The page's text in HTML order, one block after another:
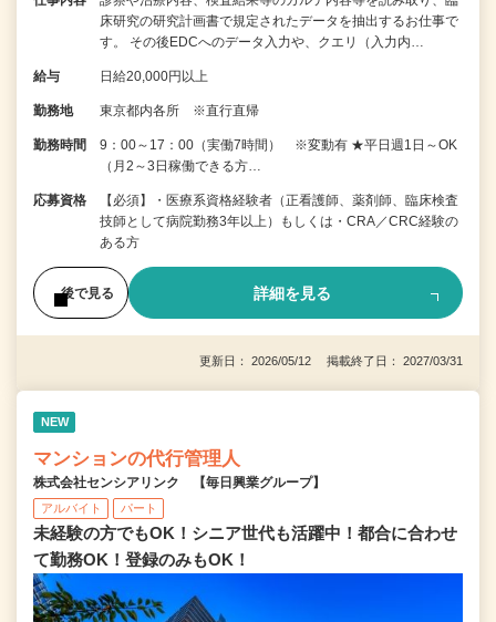
床研究の研究計画書で規定されたデータを抽出するお仕事で
す。 その後EDCへのデータ入力や、クエリ（入力内…
給与 日給20,000円以上
勤務地 東京都内各所 ※直行直帰
勤務時間
9：00～17：00（実働7時間） ※変動有 ★平日週1日～OK
（月2～3日稼働できる方…
応募資格
【必須】・医療系資格経験者（正看護師、薬剤師、臨床検査
技師として病院勤務3年以上）もしくは・CRA／CRC経験の
ある方
後で見る 詳細を見る
更新日： 2026/05/12 掲載終了日： 2027/03/31
NEW
マンションの代行管理人
株式会社センシアリンク 【毎日興業グループ】
アルバイト パート
未経験の方でもOK！シニア世代も活躍中！都合に合わせ
て勤務OK！登録のみもOK！